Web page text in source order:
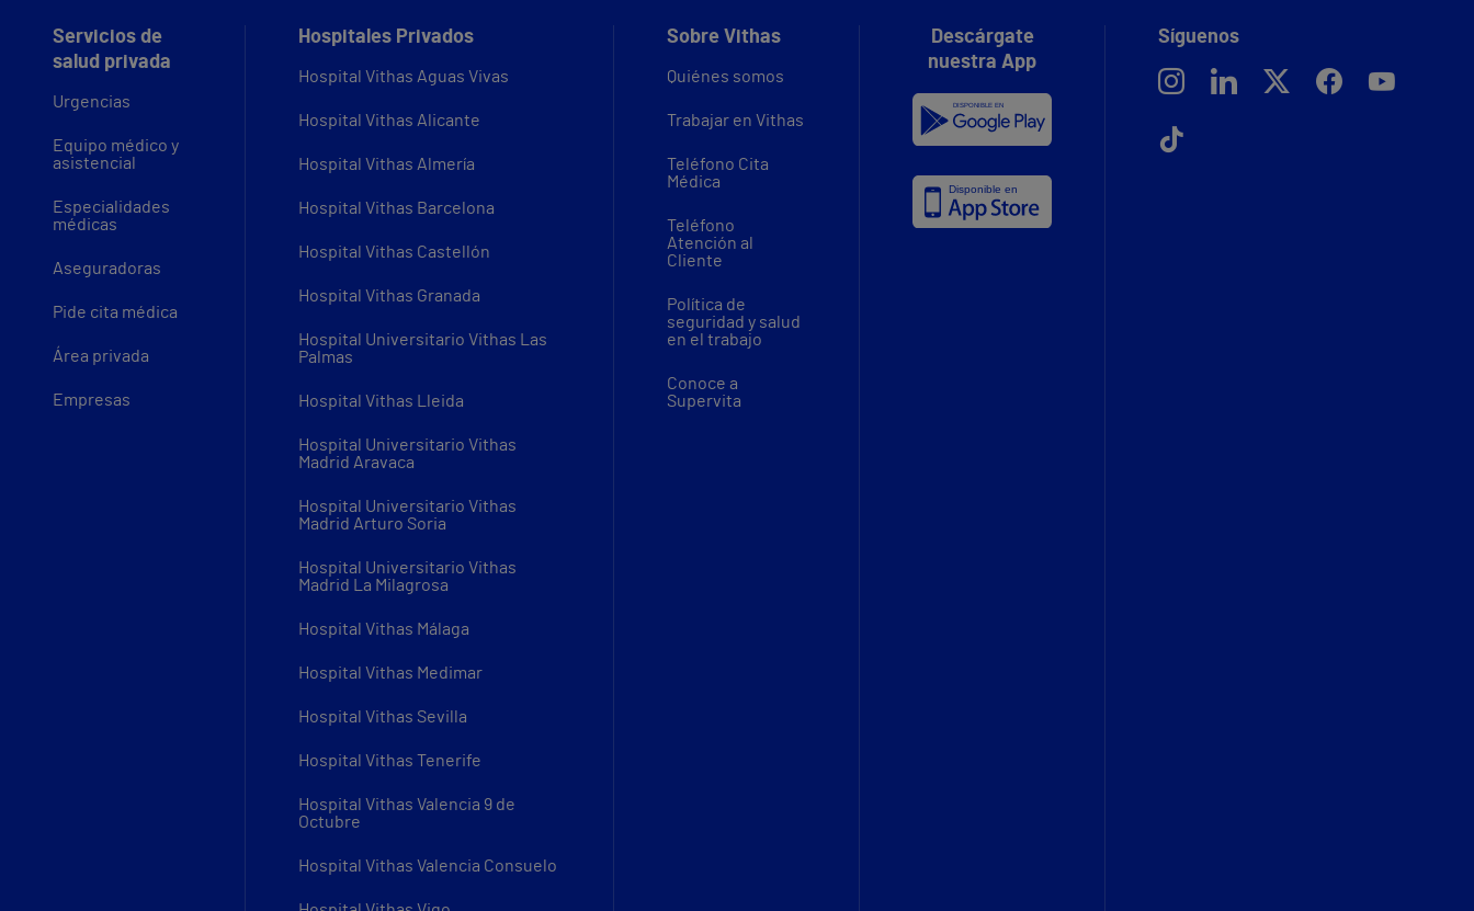
Servicios de
salud privada
Urgencias
Equipo médico y
asistencial
Especialidades
médicas
Aseguradoras
Pide cita médica
Área privada
Empresas
Hospitales Privados
Hospital Vithas Aguas Vivas
Hospital Vithas Alicante
Hospital Vithas Almería
Hospital Vithas Barcelona
Hospital Vithas Castellón
Hospital Vithas Granada
Hospital Universitario Vithas Las
Palmas
Hospital Vithas Lleida
Hospital Universitario Vithas
Madrid Aravaca
Hospital Universitario Vithas
Madrid Arturo Soria
Hospital Universitario Vithas
Madrid La Milagrosa
Hospital Vithas Málaga
Hospital Vithas Medimar
Hospital Vithas Sevilla
Hospital Vithas Tenerife
Hospital Vithas Valencia 9 de
Octubre
Hospital Vithas Valencia Consuelo
Sobre Vithas
Quiénes somos
Trabajar en Vithas
Teléfono Cita
Médica
Teléfono
Atención al
Cliente
Política de
seguridad y salud
en el trabajo
Conoce a
Supervita
Descárgate
nuestra App
Síguenos